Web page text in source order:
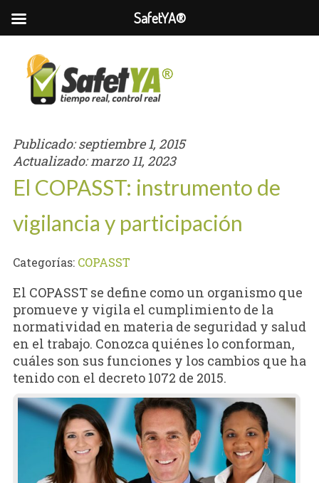
Publicado:septiembre 1, 2015
Actualizado:marzo 11, 2023
El COPASST: instrumento de
vigilancia y participación
Categorías: COPASST
El COPASST se define como un organismo que
promueve y vigila el cumplimiento de la
normatividad en materia de seguridad y salud
en el trabajo. Conozca quiénes lo conforman,
cuáles son sus funciones y los cambios que ha
tenido con el decreto 1072 de 2015.
SafetYA®